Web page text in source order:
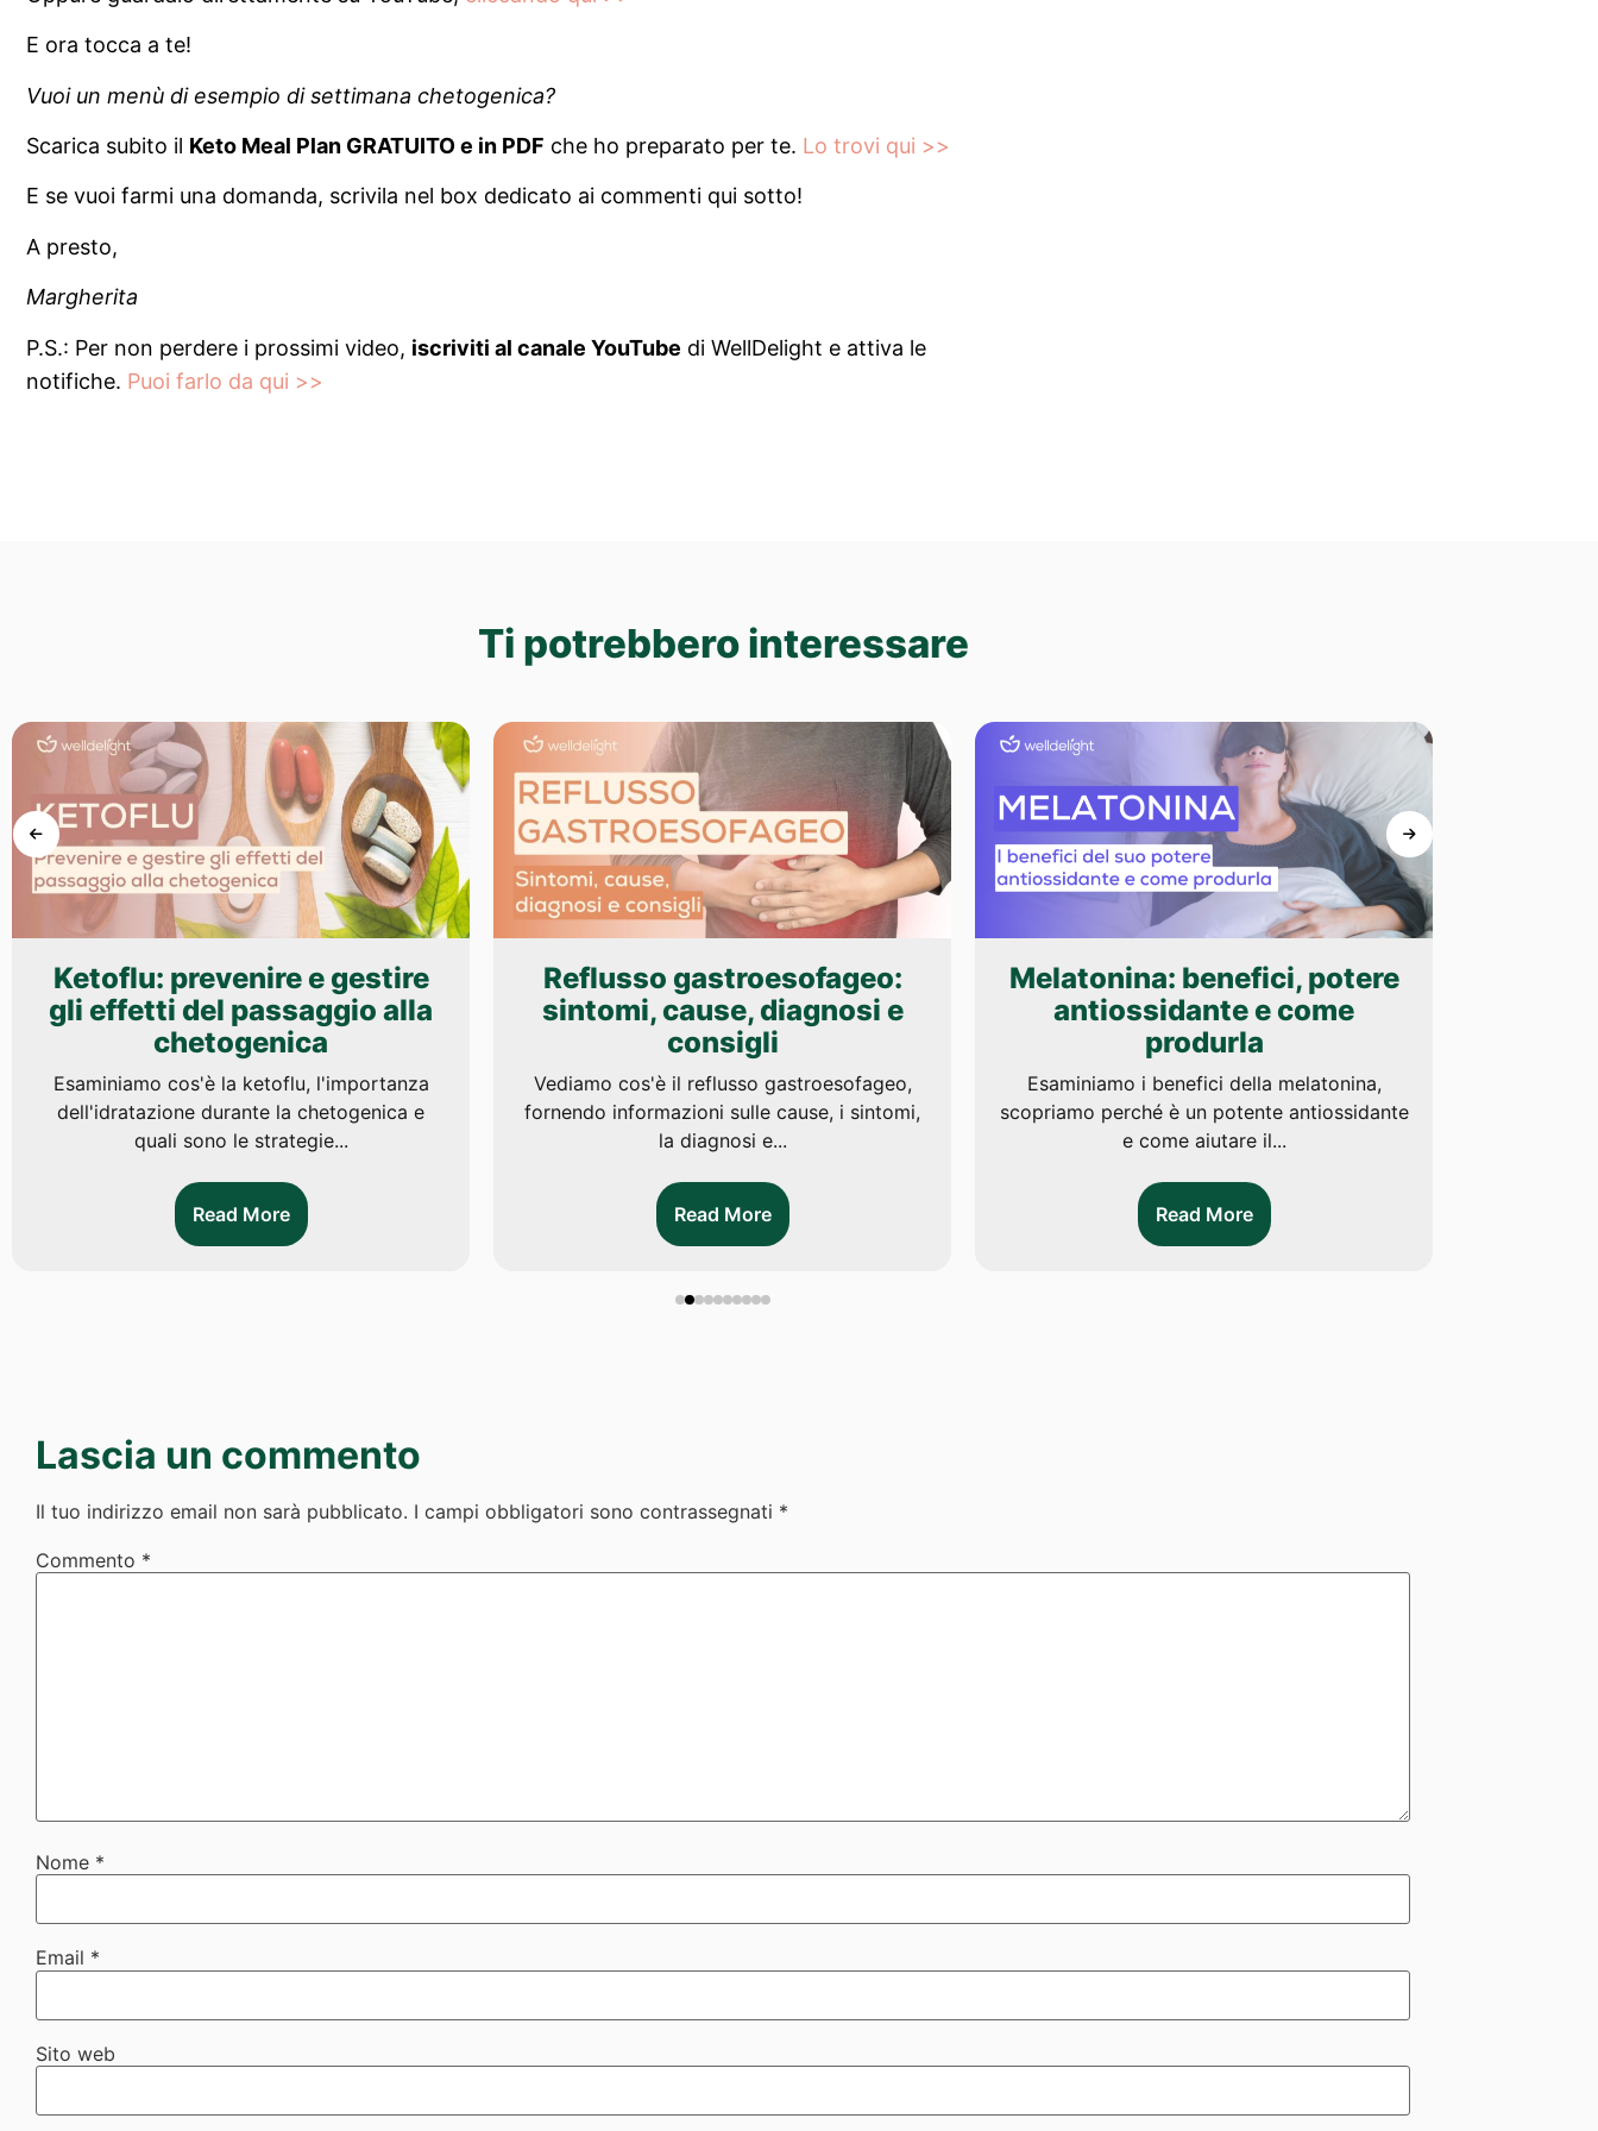
E ora tocca a te!
Vuoi un menù di esempio di settimana chetogenica?
Scarica subito il Keto Meal Plan GRATUITO e in PDF che ho preparato per te. Lo trovi qui >>
E se vuoi farmi una domanda, scrivila nel box dedicato ai commenti qui sotto!
A presto,
Margherita
P.S.: Per non perdere i prossimi video, iscriviti al canale YouTube di WellDelight e attiva le
notifiche. Puoi farlo da qui >>
Ti potrebbero interessare
Ketoflu: prevenire e gestire
gli effetti del passaggio alla
chetogenica
Esaminiamo cos'è la ketoflu, l'importanza
dell'idratazione durante la chetogenica e
quali sono le strategie...
Read More
Reflusso gastroesofageo:
sintomi, cause, diagnosi e
consigli
Vediamo cos'è il reflusso gastroesofageo,
fornendo informazioni sulle cause, i sintomi,
la diagnosi e...
Read More
Melatonina: benefici, potere
antiossidante e come
produrla
Esaminiamo i benefici della melatonina,
scopriamo perché è un potente antiossidante
e come aiutare il...
Read More
Lascia un commento
Il tuo indirizzo email non sarà pubblicato. I campi obbligatori sono contrassegnati *
Commento *
Nome *
Email *
Sito web